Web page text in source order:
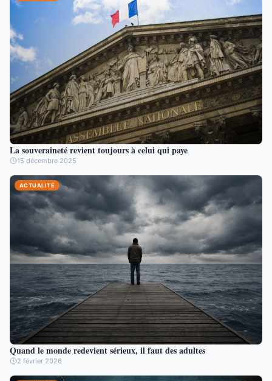
La souveraineté revient toujours à celui qui paye
15 décembre 2025
ACTUALITÉ
Quand le monde redevient sérieux, il faut des adultes
2 février 2026